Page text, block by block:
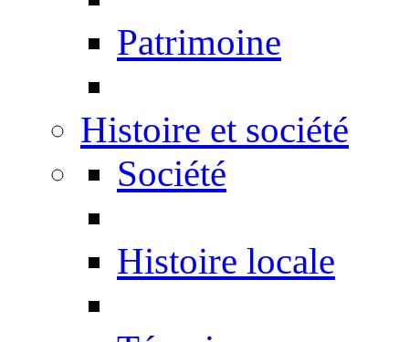
Patrimoine
Histoire et société
Société
Histoire locale